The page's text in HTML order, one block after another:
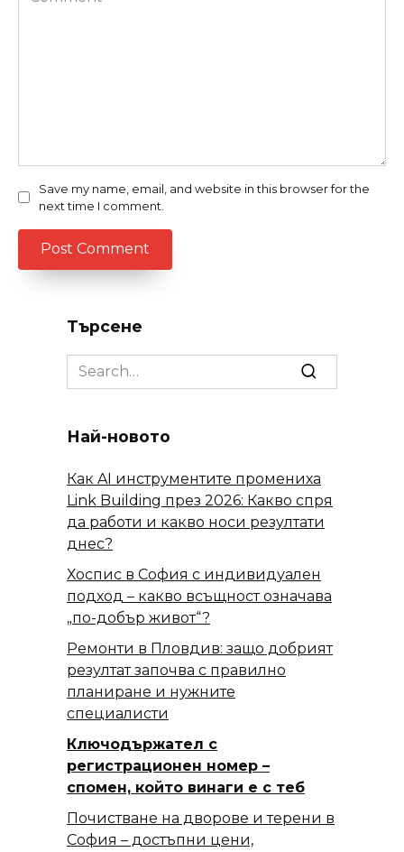
Save my name, email, and website in this browser for the
next time I comment.
Търсене
Search
for:
Най-новото
Как AI инструментите промениха
Link Building през 2026: Какво спря
да работи и какво носи резултати
днес?
Хоспис в София с индивидуален
подход – какво всъщност означава
„по-добър живот“?
Ремонти в Пловдив: защо добрият
резултат започва с правилно
планиране и нужните
специалисти
Ключодържател с
регистрационен номер –
спомен, който винаги е с теб
Почистване на дворове и терени в
София – достъпни цени,